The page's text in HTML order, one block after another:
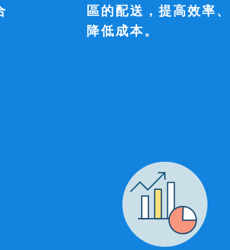
區的配送，提高效率、
降低成本。